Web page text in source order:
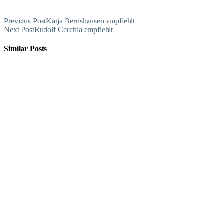
Previous PostKatja Bernshausen empfiehlt
Next PostRudolf Corchia empfiehlt
Similar Posts